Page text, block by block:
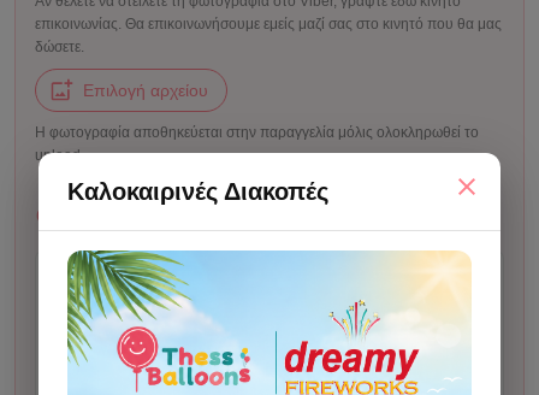
επικοινωνίας. Θα επικοινωνήσουμε εμείς μαζί σας στο κινητό που θα μας
δώσετε.
Επιλογή αρχείου
Η φωτογραφία αποθηκεύεται στην παραγγελία μόλις ολοκληρωθεί το
upload.
Χρόνος ετοιμασίας:
συνήθως 2 εργάσιμες ημέρες
από την έγκριση του προσχεδίου.
1 Κάνετε την παραγγελία σας.
Σας στέλνουμε προσχέδιο για έγκριση πριν το
Καλοκαιρινές Διακοπές